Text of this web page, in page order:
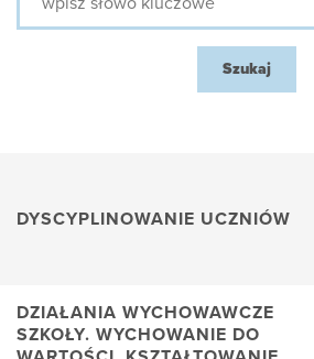
WPISZ
SŁOWO
DYSCYPLINOWANIE UCZNIÓW
DZIAŁANIA WYCHOWAWCZE
SZKOŁY. WYCHOWANIE DO